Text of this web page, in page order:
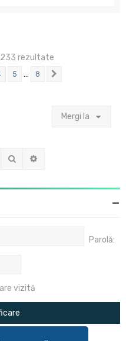
rezultate
5 … 8
Mergi la
Căutare
Parolă:
vizită